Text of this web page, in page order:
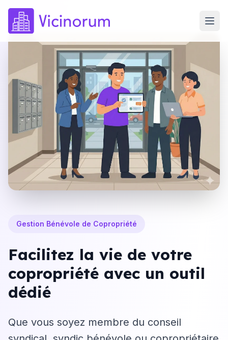
Gestion Bénévole de Copropriété
Facilitez la vie de votre
copropriété avec un outil
dédié
Que vous soyez membre du conseil